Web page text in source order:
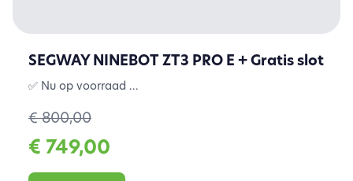
SEGWAY NINEBOT ZT3 PRO E + Gratis slot
✅ Nu op voorraad ...
€ 800,00
€ 749,00